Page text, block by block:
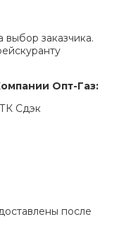
заказчика.
Опт-Газ:
Сдэк
после